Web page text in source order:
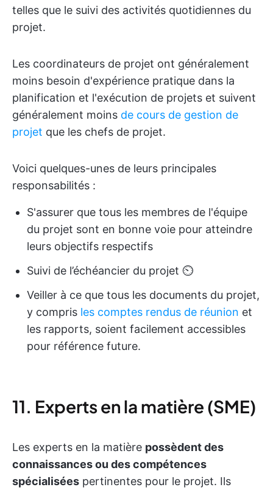
telles que le suivi des activités quotidiennes du
projet.
Les coordinateurs de projet ont généralement
moins besoin d'expérience pratique dans la
planification et l'exécution de projets et suivent
généralement moins de cours de gestion de
projet que les chefs de projet.
Voici quelques-unes de leurs principales
responsabilités :
S'assurer que tous les membres de l'équipe
du projet sont en bonne voie pour atteindre
leurs objectifs respectifs
Suivi de l’échéancier du projet ⏲️
Veiller à ce que tous les documents du projet,
y compris les comptes rendus de réunion et
les rapports, soient facilement accessibles
pour référence future.
11. Experts en la matière (SME)
Les experts en la matière possèdent des
connaissances ou des compétences
spécialisées pertinentes pour le projet. Ils